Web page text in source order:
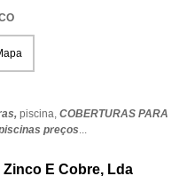
piscina, COBERTURAS PARA
preços...
E Cobre, Lda